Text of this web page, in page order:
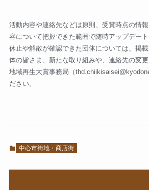
活動内容や連絡先などは原則、受賞時点の情
容について把握できた範囲で随時アップデー
休止や解散が確認できた団体については、掲
体の皆さま、新たな取り組みや、連絡先の変更
地域再生大賞事務局（
ださい。
中心市街地・商店街